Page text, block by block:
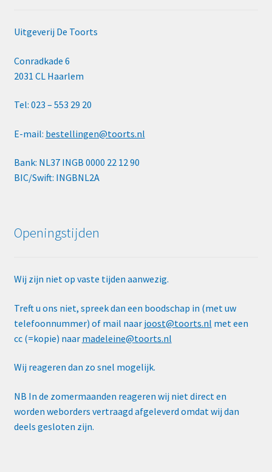
Uitgeverij De Toorts
Conradkade 6
2031 CL Haarlem
Tel: 023 – 553 29 20
E-mail: bestellingen@toorts.nl
Bank: NL37 INGB 0000 22 12 90
BIC/Swift: INGBNL2A
Openingstijden
Wij zijn niet op vaste tijden aanwezig.
Treft u ons niet, spreek dan een boodschap in (met uw
telefoonnummer) of mail naar joost@toorts.nl met een
cc (=kopie) naar madeleine@toorts.nl
Wij reageren dan zo snel mogelijk.
NB In de zomermaanden reageren wij niet direct en
worden weborders vertraagd afgeleverd omdat wij dan
deels gesloten zijn.